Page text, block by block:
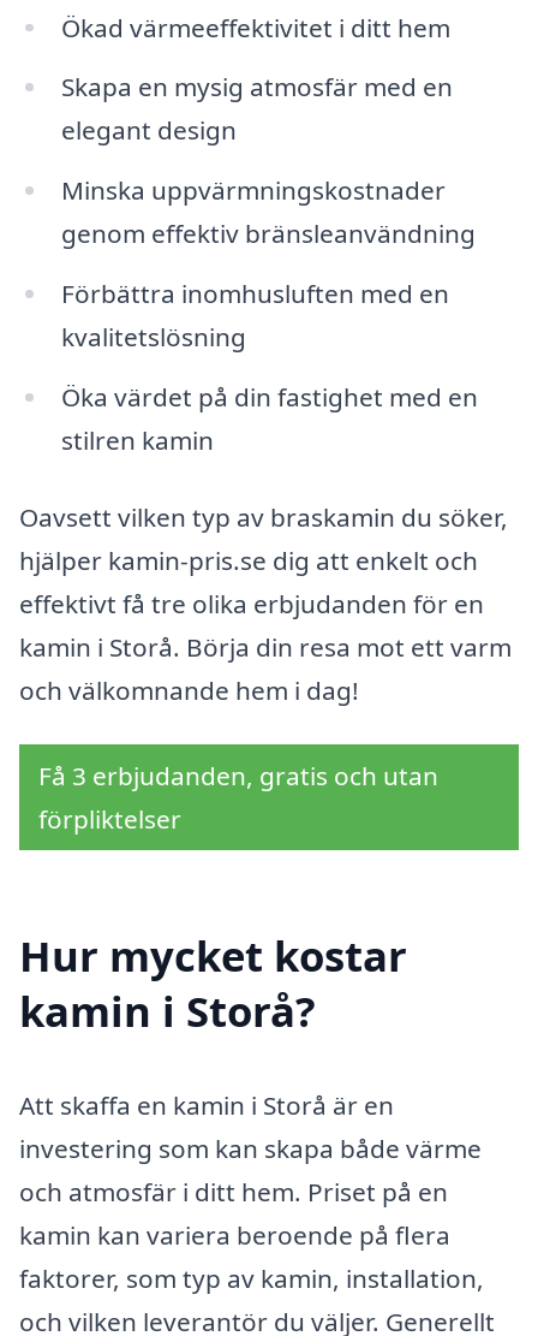
Ökad värmeeffektivitet i ditt hem
Skapa en mysig atmosfär med en
elegant design
Minska uppvärmningskostnader
genom effektiv bränsleanvändning
Förbättra inomhusluften med en
kvalitetslösning
Öka värdet på din fastighet med en
stilren kamin
Oavsett vilken typ av braskamin du söker,
hjälper kamin-pris.se dig att enkelt och
effektivt få tre olika erbjudanden för en
kamin i Storå. Börja din resa mot ett varm
och välkomnande hem i dag!
Få 3 erbjudanden, gratis och utan
förpliktelser
Hur mycket kostar
kamin i Storå?
Att skaffa en kamin i Storå är en
investering som kan skapa både värme
och atmosfär i ditt hem. Priset på en
kamin kan variera beroende på flera
faktorer, som typ av kamin, installation,
och vilken leverantör du väljer. Generellt